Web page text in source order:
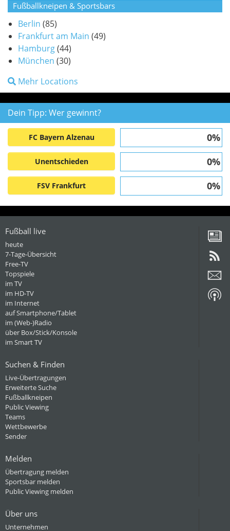
Fußballkneipen & Sportsbars
Berlin (85)
Frankfurt am Main (49)
Hamburg(44)
München (30)
Mehr Locations
Dein Tipp: Wer gewinnt?
FC Bayern Alzenau 0%
Unentschieden 0%
FSV Frankfurt 0%
Fußball live
heute
7-Tage-Übersicht
Free-TV
Topspiele
im TV
im HD-TV
im Internet
auf Smartphone/Tablet
im (Web-)Radio
über Box/Stick/Konsole
im Smart TV
Suchen & Finden
Live-Übertragungen
Erweiterte Suche
Fußballkneipen
Public Viewing
Teams
Wettbewerbe
Sender
Melden
Übertragung melden
Sportsbar melden
Public Viewing melden
Über uns
Unternehmen